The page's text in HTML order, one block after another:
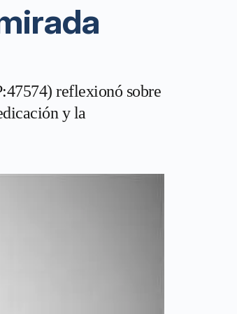
reflexionó sobre
y la